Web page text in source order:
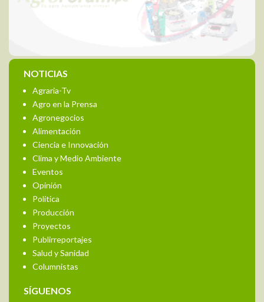
NOTICIAS
Agraria-Tv
Agro en la Prensa
Agronegocios
Alimentación
Ciencia e Innovación
Clima y Medio Ambiente
Eventos
Opinión
Política
Producción
Proyectos
Publirreportajes
Salud y Sanidad
Columnistas
SÍGUENOS